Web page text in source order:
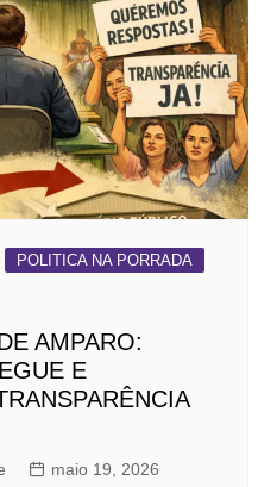
POLITICA NA PORRADA
AMPARO:
E
maio 19, 2026